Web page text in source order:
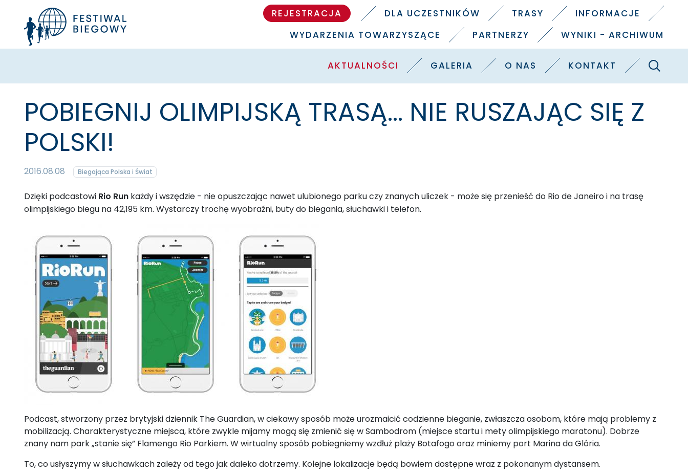
REJESTRACJA DLA UCZESTNIKÓW TRASY
INFORMACJE
WYDARZENIA TOWARZYSZĄCE
PARTNERZY WYNIKI - ARCHIWUM
AKTUALNOŚCI GALERIA O NAS KONTAKT Szukaj
POBIEGNIJ OLIMPIJSKĄ TRASĄ... NIE RUSZAJĄC SIĘ Z
POLSKI!
2016.08.08 Biegająca Polska i Świat
Dzięki podcastowi Rio Runkażdy i wszędzie - nie opuszczając nawet ulubionego parku czy znanych uliczek - może się przenieść do Rio de Janeiro i na trasę
olimpijskiego biegu na 42,195 km. Wystarczy trochę wyobraźni, buty do biegania, słuchawki i telefon.
Podcast, stworzony przez brytyjski dziennik The Guardian, w ciekawy sposób może urozmaicić codzienne bieganie, zwłaszcza osobom, które mają problemy z
mobilizacją. Charakterystyczne miejsca, które zwykle mijamy mogą się zmienić się w Sambodrom (miejsce startu i mety olimpijskiego maratonu). Dobrze
znany nam park „stanie się” Flamengo Rio Parkiem. W wirtualny sposób pobiegniemy wzdłuż plaży Botafogo oraz miniemy port Marina da Glória.
To, co usłyszymy w słuchawkach zależy od tego jak daleko dotrzemy. Kolejne lokalizacje będą bowiem dostępne wraz z pokonanym dystansem.